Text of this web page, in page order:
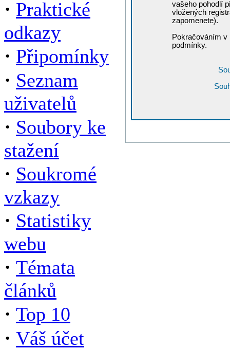
· Praktické
odkazy
· Připomínky
· Seznam
uživatelů
· Soubory ke
stažení
· Soukromé
vzkazy
· Statistiky
webu
· Témata
článků
· Top 10
· Váš účet
vašeho pohodlí
vložených
zapomenete).
Pokračováním v
podmínky.